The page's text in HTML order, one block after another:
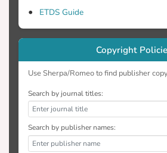
ETDS Guide
Copyright
Use Sherpa/Romeo to find publisher
Search by journal titles:
Search by publisher names: